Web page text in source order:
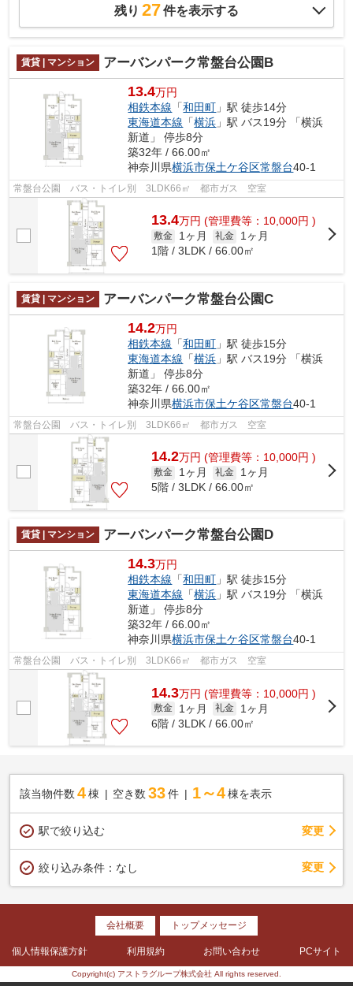
残り 27件を表示する
賃貸 | マンション アーバンパーク常盤台公園B
13.4万円
相鉄本線 「和田町 」駅 徒歩14分
東海道本線 「横浜 」駅 バス19分 「横浜
新道」 停歩8分
築32年 / 66.00㎡
神奈川県横浜市保土ケ谷区常盤台40-1
常盤台公園 バス・トイレ別 3LDK66㎡ 都市ガス 空室
13.4万円 (管理費等：10,000円 )
敷金 1ヶ月 礼金
1ヶ月
1階 / 3LDK / 66.00㎡
賃貸 | マンション アーバンパーク常盤台公園C
14.2万円
相鉄本線 「和田町 」駅 徒歩15分
東海道本線 「横浜 」駅 バス19分 「横浜
新道」 停歩8分
築32年 / 66.00㎡
神奈川県横浜市保土ケ谷区常盤台40-1
常盤台公園 バス・トイレ別 3LDK66㎡ 都市ガス 空室
14.2万円 (管理費等：10,000円 )
敷金 1ヶ月 礼金
1ヶ月
5階 / 3LDK / 66.00㎡
賃貸 | マンション アーバンパーク常盤台公園D
14.3万円
相鉄本線 「和田町 」駅 徒歩15分
東海道本線 「横浜 」駅 バス19分 「横浜
新道」 停歩8分
築32年 / 66.00㎡
神奈川県横浜市保土ケ谷区常盤台40-1
常盤台公園 バス・トイレ別 3LDK66㎡ 都市ガス 空室
14.3万円 (管理費等：10,000円 )
敷金 1ヶ月 礼金
1ヶ月
6階 / 3LDK / 66.00㎡
該当物件数 4棟 空き数 33 件 1～4 棟を表示
駅で絞り込む 変更
絞り込み条件： なし 変更
会社概要 トップメッセージ
個人情報保護方針 利用規約 お問い合わせ PCサイト
Copyright(c) アストラグループ株式会社 All rights reserved.